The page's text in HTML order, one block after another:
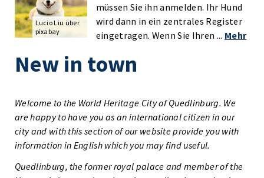
müssen Sie ihn anmelden. Ihr Hund
wird dann in ein zentrales Register
eingetragen. Wenn Sie Ihren ... Mehr
Lucio Liu über
pixabay
New in town
Welcome to the World Heritage City of Quedlinburg. We
are happy to have you as an international citizen in our
city and with this section of our website provide you with
information in English which you may find useful.
Quedlinburg, the former royal palace and member of the